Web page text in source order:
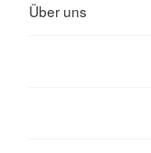
Über uns